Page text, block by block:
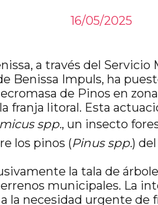
16/05/2025
a través del
Benissa Impuls, ha
de Pinos en
franja litoral. Esta
spp., un insecto
los pinos (Pinus spp.)
la tala de
municipales. La
la necesidad urgente de